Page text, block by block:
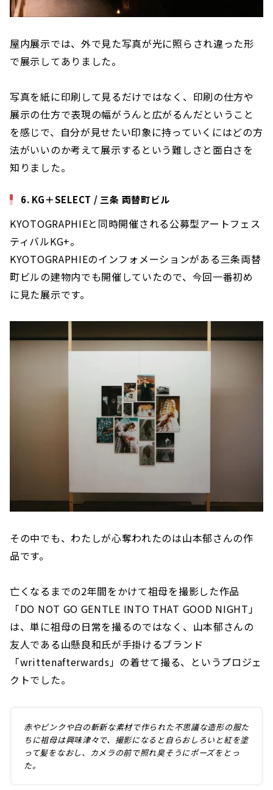
屋内展示では、外で見た写真が光に照らされ違った形
で展示してありました。
写真を紙に印刷して見るだけではなく、印刷の仕方や
展示の仕方で表現の幅がうんと広がるんだということ
を感じで、自分が見せたい印象に持っていくにはどの方
法がいいのか考えて展示するという難しさと面白さを
知りました。
6. KG＋SELECT / 三条 両替町ビル
KYOTOGRAPHIEと同時開催される公募型アートフェス
ティバルKG+。
KYOTOGRAPHIEのインフォメーションがある三条両替
町ビルの建物内でも開催していたので、今回一番初め
に見た展示です。
その中でも、わたしが心奪われたのは山本郁さんの作
品です。
亡くなるまでの2年間をかけて祖母を撮影した作品
「DO NOT GO GENTLE INTO THAT GOOD NIGHT」
は、単に祖母の日常を撮るのではなく、山本郁さんの
友人である山懸良和氏が手掛けるブランド
「writtenafterwards」の着せて撮る、というプロジェ
クトでした。
赤やピンクや白の斬新な素材で作られた不思議な造形の服た
ちに祖母は興味津々で、撮影になると自らおしろいと紅を塗
って髪をなおし、カメラの前で照れ臭そうにポーズをとっ
た。